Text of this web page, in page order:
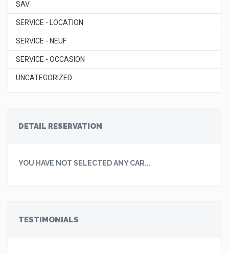
SAV
SERVICE - LOCATION
SERVICE - NEUF
SERVICE - OCCASION
UNCATEGORIZED
DETAIL RESERVATION
YOU HAVE NOT SELECTED ANY CAR...
TESTIMONIALS